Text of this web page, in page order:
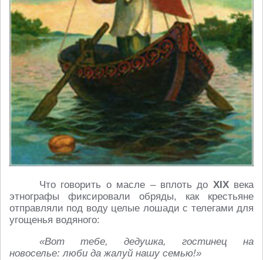
Что говорить о масле – вплоть до XIXвека
этнографы фиксировали обряды, как крестьяне
отправляли под воду целые лошади с телегами для
угощенья водяного:
«Вот тебе, дедушка, гостинец на
новоселье: люби да жалуй нашу семью!»